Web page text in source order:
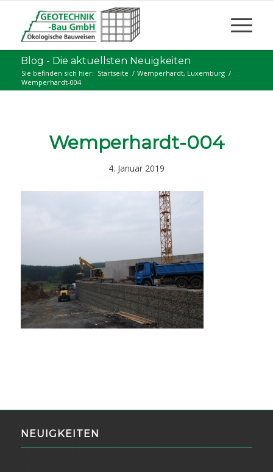
Blog - Die aktuellsten Neuigkeiten
Sie befinden sich hier: Startseite / Wemperhardt, Luxemburg /
Wemperhardt-004
Wemperhardt-004
4. Januar 2019
NEUIGKEITEN